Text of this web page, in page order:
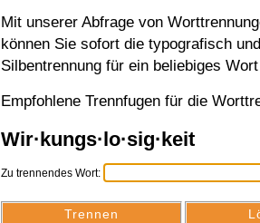
Mit unserer Abfrage von
können Sie sofort die typografisch
Silbentrennung für ein beliebiges
Empfohlene Trennfugen für die
Wir·kungs·lo·sig·keit
Zu trennendes Wort: